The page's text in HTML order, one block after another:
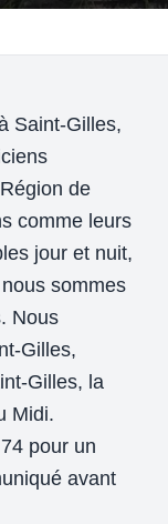
Saint-Gilles,
de
comme leurs
jour et nuit,
sommes
Nous
Gilles,
Gilles, la
Midi.
pour un
avant